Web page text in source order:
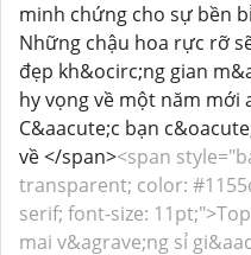
minh chứng cho sự bền
Những chậu hoa rực rỡ
đẹp kh&ocirc;ng gian
hy vọng về một năm mới
C&aacute;c bạn
về </span><span
transparent; color:
serif; font-size:
mai v&agrave;ng sỉ